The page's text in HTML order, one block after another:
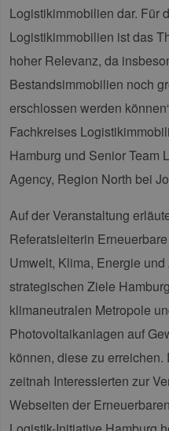
Logistikimmobilien dar. Für
Logistikimmobilien ist das
hoher Relevanz, da
Bestandsimmobilien noch
erschlossen werden
Fachkreises
Hamburg und Senior Team
Agency, Region North bei
Auf der Veranstaltung
Referatsleiterin
Umwelt, Klima, Energie
strategischen Ziele
klimaneutralen Metropole
Photovoltaikanlagen auf
können, diese zu
zeitnah Interessierten zur
Webseiten der